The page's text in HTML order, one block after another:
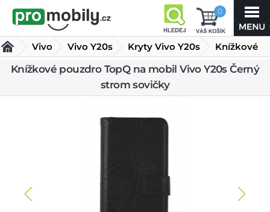
0
Vivo Vivo Y20s Kryty Vivo Y20s
Knížkové
pouzdro
TopQ na mobil Vivo Y20s Černý strom sovičky
Knížkové pouzdro TopQ na mobil Vivo Y20s Černý
strom sovičky